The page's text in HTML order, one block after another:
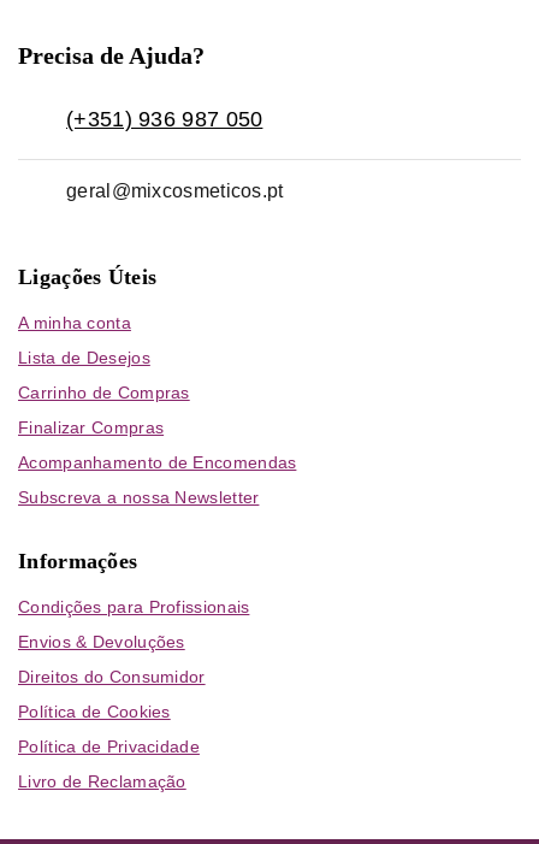
Precisa de Ajuda?
(+351) 936 987 050
geral@mixcosmeticos.pt
Ligações Úteis
A minha conta
Lista de Desejos
Carrinho de Compras
Finalizar Compras
Acompanhamento de Encomendas
Subscreva a nossa Newsletter
Informações
Condições para Profissionais
Envios & Devoluções
Direitos do Consumidor
Política de Cookies
Política de Privacidade
Livro de Reclamação